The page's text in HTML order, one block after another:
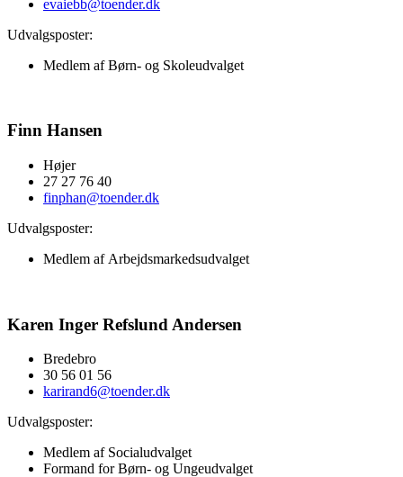
evaiebb@toender.dk
Udvalgsposter:
Medlem afBørn- og Skoleudvalget
Finn Hansen
Højer
27 27 76 40
finphan@toender.dk
Udvalgsposter:
Medlem af Arbejdsmarkedsudvalget
Karen Inger Refslund Andersen
Bredebro
​30 56 01 56
karirand6@toender.dk
Udvalgsposter:
Medlem af Socialudvalget
Formand forBørn- og Ungeudvalget